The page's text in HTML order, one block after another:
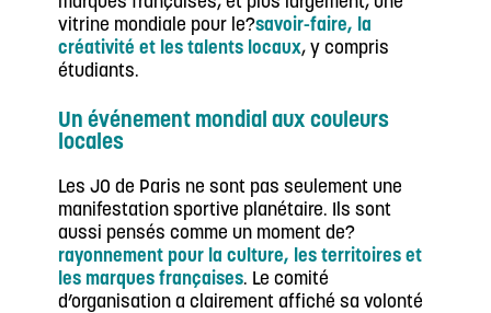
vitrine mondiale pour le?savoir-faire, la
créativité et les talents locaux, y compris
étudiants.
Un événement mondial aux couleurs
locales
Les JO de Paris ne sont pas seulement une
manifestation sportive planétaire. Ils sont
aussi pensés comme un moment de?
rayonnement pour la culture, les territoires et
les marques françaises. Le comité
d’organisation a clairement affiché sa volonté